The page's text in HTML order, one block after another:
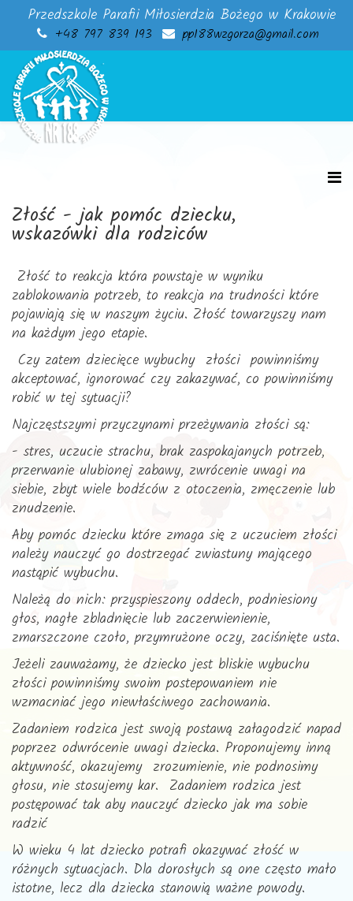
Przedszkole Parafii Miłosierdzia Bożego w Krakowie
+48 797 839 193 pp188wzgorza@gmail.com
Złość - jak pomóc dziecku,
wskazówki dla rodziców
Złość to reakcja która powstaje w wyniku
zablokowania potrzeb, to reakcja na trudności które
pojawiają się w naszym życiu. Złość towarzyszy nam
na każdym jego etapie.
Czy zatem dziecięce wybuchy złości powinniśmy
akceptować, ignorować czy zakazywać, co powinniśmy
robić w tej sytuacji?
Najczęstszymi przyczynami przeżywania złości są:
- stres, uczucie strachu, brak zaspokajanych potrzeb,
przerwanie ulubionej zabawy, zwrócenie uwagi na
siebie, zbyt wiele bodźców z otoczenia, zmęczenie lub
znudzenie.
Aby pomóc dziecku które zmaga się z uczuciem złości
należy nauczyć go dostrzegać zwiastuny mającego
nastąpić wybuchu.
Należą do nich: przyspieszony oddech, podniesiony
głos, nagłe zbladnięcie lub zaczerwienienie,
zmarszczone czoło, przymrużone oczy, zaciśnięte usta.
Jeżeli zauważamy, że dziecko jest bliskie wybuchu
złości powinniśmy swoim postepowaniem nie
wzmacniać jego niewłaściwego zachowania.
Zadaniem rodzica jest swoją postawą załagodzić napad
poprzez odwrócenie uwagi dziecka. Proponujemy inną
aktywność, okazujemy zrozumienie, nie podnosimy
głosu, nie stosujemy kar. Zadaniem rodzica jest
postępować tak aby nauczyć dziecko jak ma sobie
radzić
W wieku 4 lat dziecko potrafi okazywać złość w
różnych sytuacjach. Dla dorosłych są one często mało
istotne, lecz dla dziecka stanowią ważne powody.